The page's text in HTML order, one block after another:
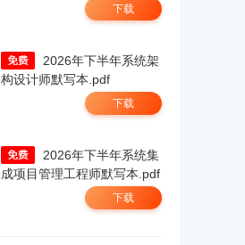
下载
构设计师默写本.pdf
下载
成项目管理工程师默写本.pdf
下载